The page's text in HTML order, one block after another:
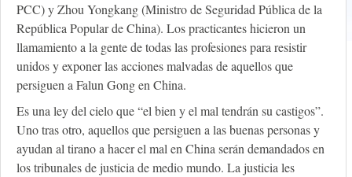
PCC) y Zhou Yongkang (Ministro de Seguridad Pública de la
República Popular de China). Los practicantes hicieron un
llamamiento a la gente de todas las profesiones para resistir
unidos y exponer las acciones malvadas de aquellos que
persiguen a Falun Gong en China.
Es una ley del cielo que “el bien y el mal tendrán su castigos”.
Uno tras otro, aquellos que persiguen a las buenas personas y
ayudan al tirano a hacer el mal en China serán demandados en
los tribunales de justicia de medio mundo. La justicia les